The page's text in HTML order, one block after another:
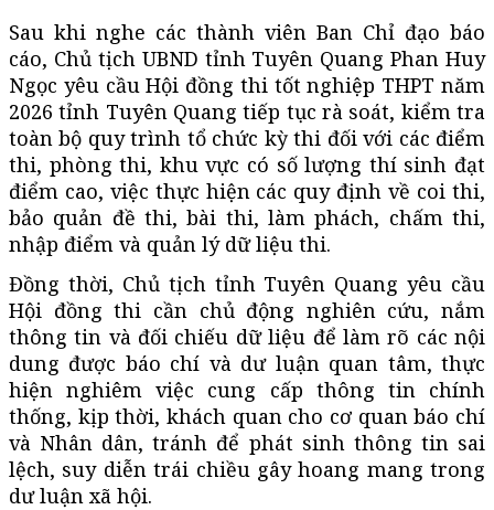
Sau khi nghe các thành viên Ban Chỉ đạo báo
cáo, Chủ tịch UBND tỉnh Tuyên Quang Phan Huy
Ngọc yêu cầu Hội đồng thi tốt nghiệp THPT năm
2026 tỉnh Tuyên Quang tiếp tục rà soát, kiểm tra
toàn bộ quy trình tổ chức kỳ thi đối với các điểm
thi, phòng thi, khu vực có số lượng thí sinh đạt
điểm cao, việc thực hiện các quy định về coi thi,
bảo quản đề thi, bài thi, làm phách, chấm thi,
nhập điểm và quản lý dữ liệu thi.
Đồng thời, Chủ tịch tỉnh Tuyên Quang yêu cầu
Hội đồng thi cần chủ động nghiên cứu, nắm
thông tin và đối chiếu dữ liệu để làm rõ các nội
dung được báo chí và dư luận quan tâm, thực
hiện nghiêm việc cung cấp thông tin chính
thống, kịp thời, khách quan cho cơ quan báo chí
và Nhân dân, tránh để phát sinh thông tin sai
lệch, suy diễn trái chiều gây hoang mang trong
dư luận xã hội.